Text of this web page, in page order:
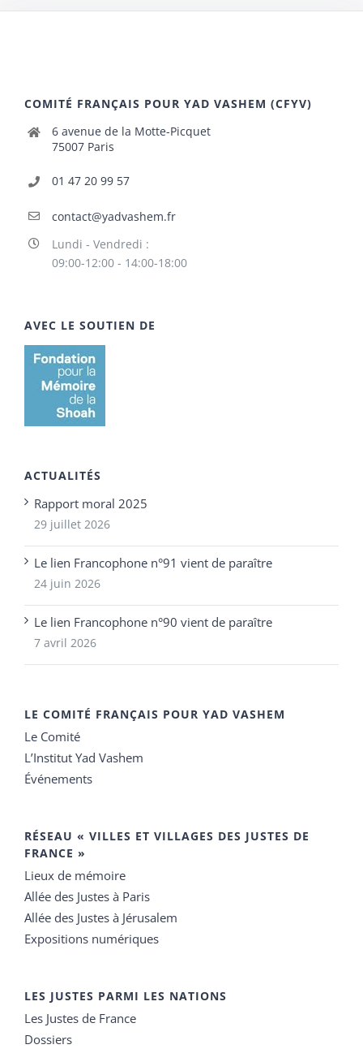
COMITÉ FRANÇAIS POUR YAD VASHEM (CFYV)
6 avenue de la Motte-Picquet
75007 Paris
01 47 20 99 57
contact@yadvashem.fr
Lundi - Vendredi :
09:00-12:00 - 14:00-18:00
AVEC LE SOUTIEN DE
ACTUALITÉS
Rapport moral 2025
29 juillet 2026
Le lien Francophone n°91 vient de paraître
24 juin 2026
Le lien Francophone n°90 vient de paraître
7 avril 2026
LE COMITÉ FRANÇAIS POUR YAD VASHEM
Le Comité
L’Institut Yad Vashem
Événements
RÉSEAU « VILLES ET VILLAGES DES JUSTES DE
FRANCE »
Lieux de mémoire
Allée des Justes à Paris
Allée des Justes à Jérusalem
Expositions numériques
LES JUSTES PARMI LES NATIONS
Les Justes de France
Dossiers